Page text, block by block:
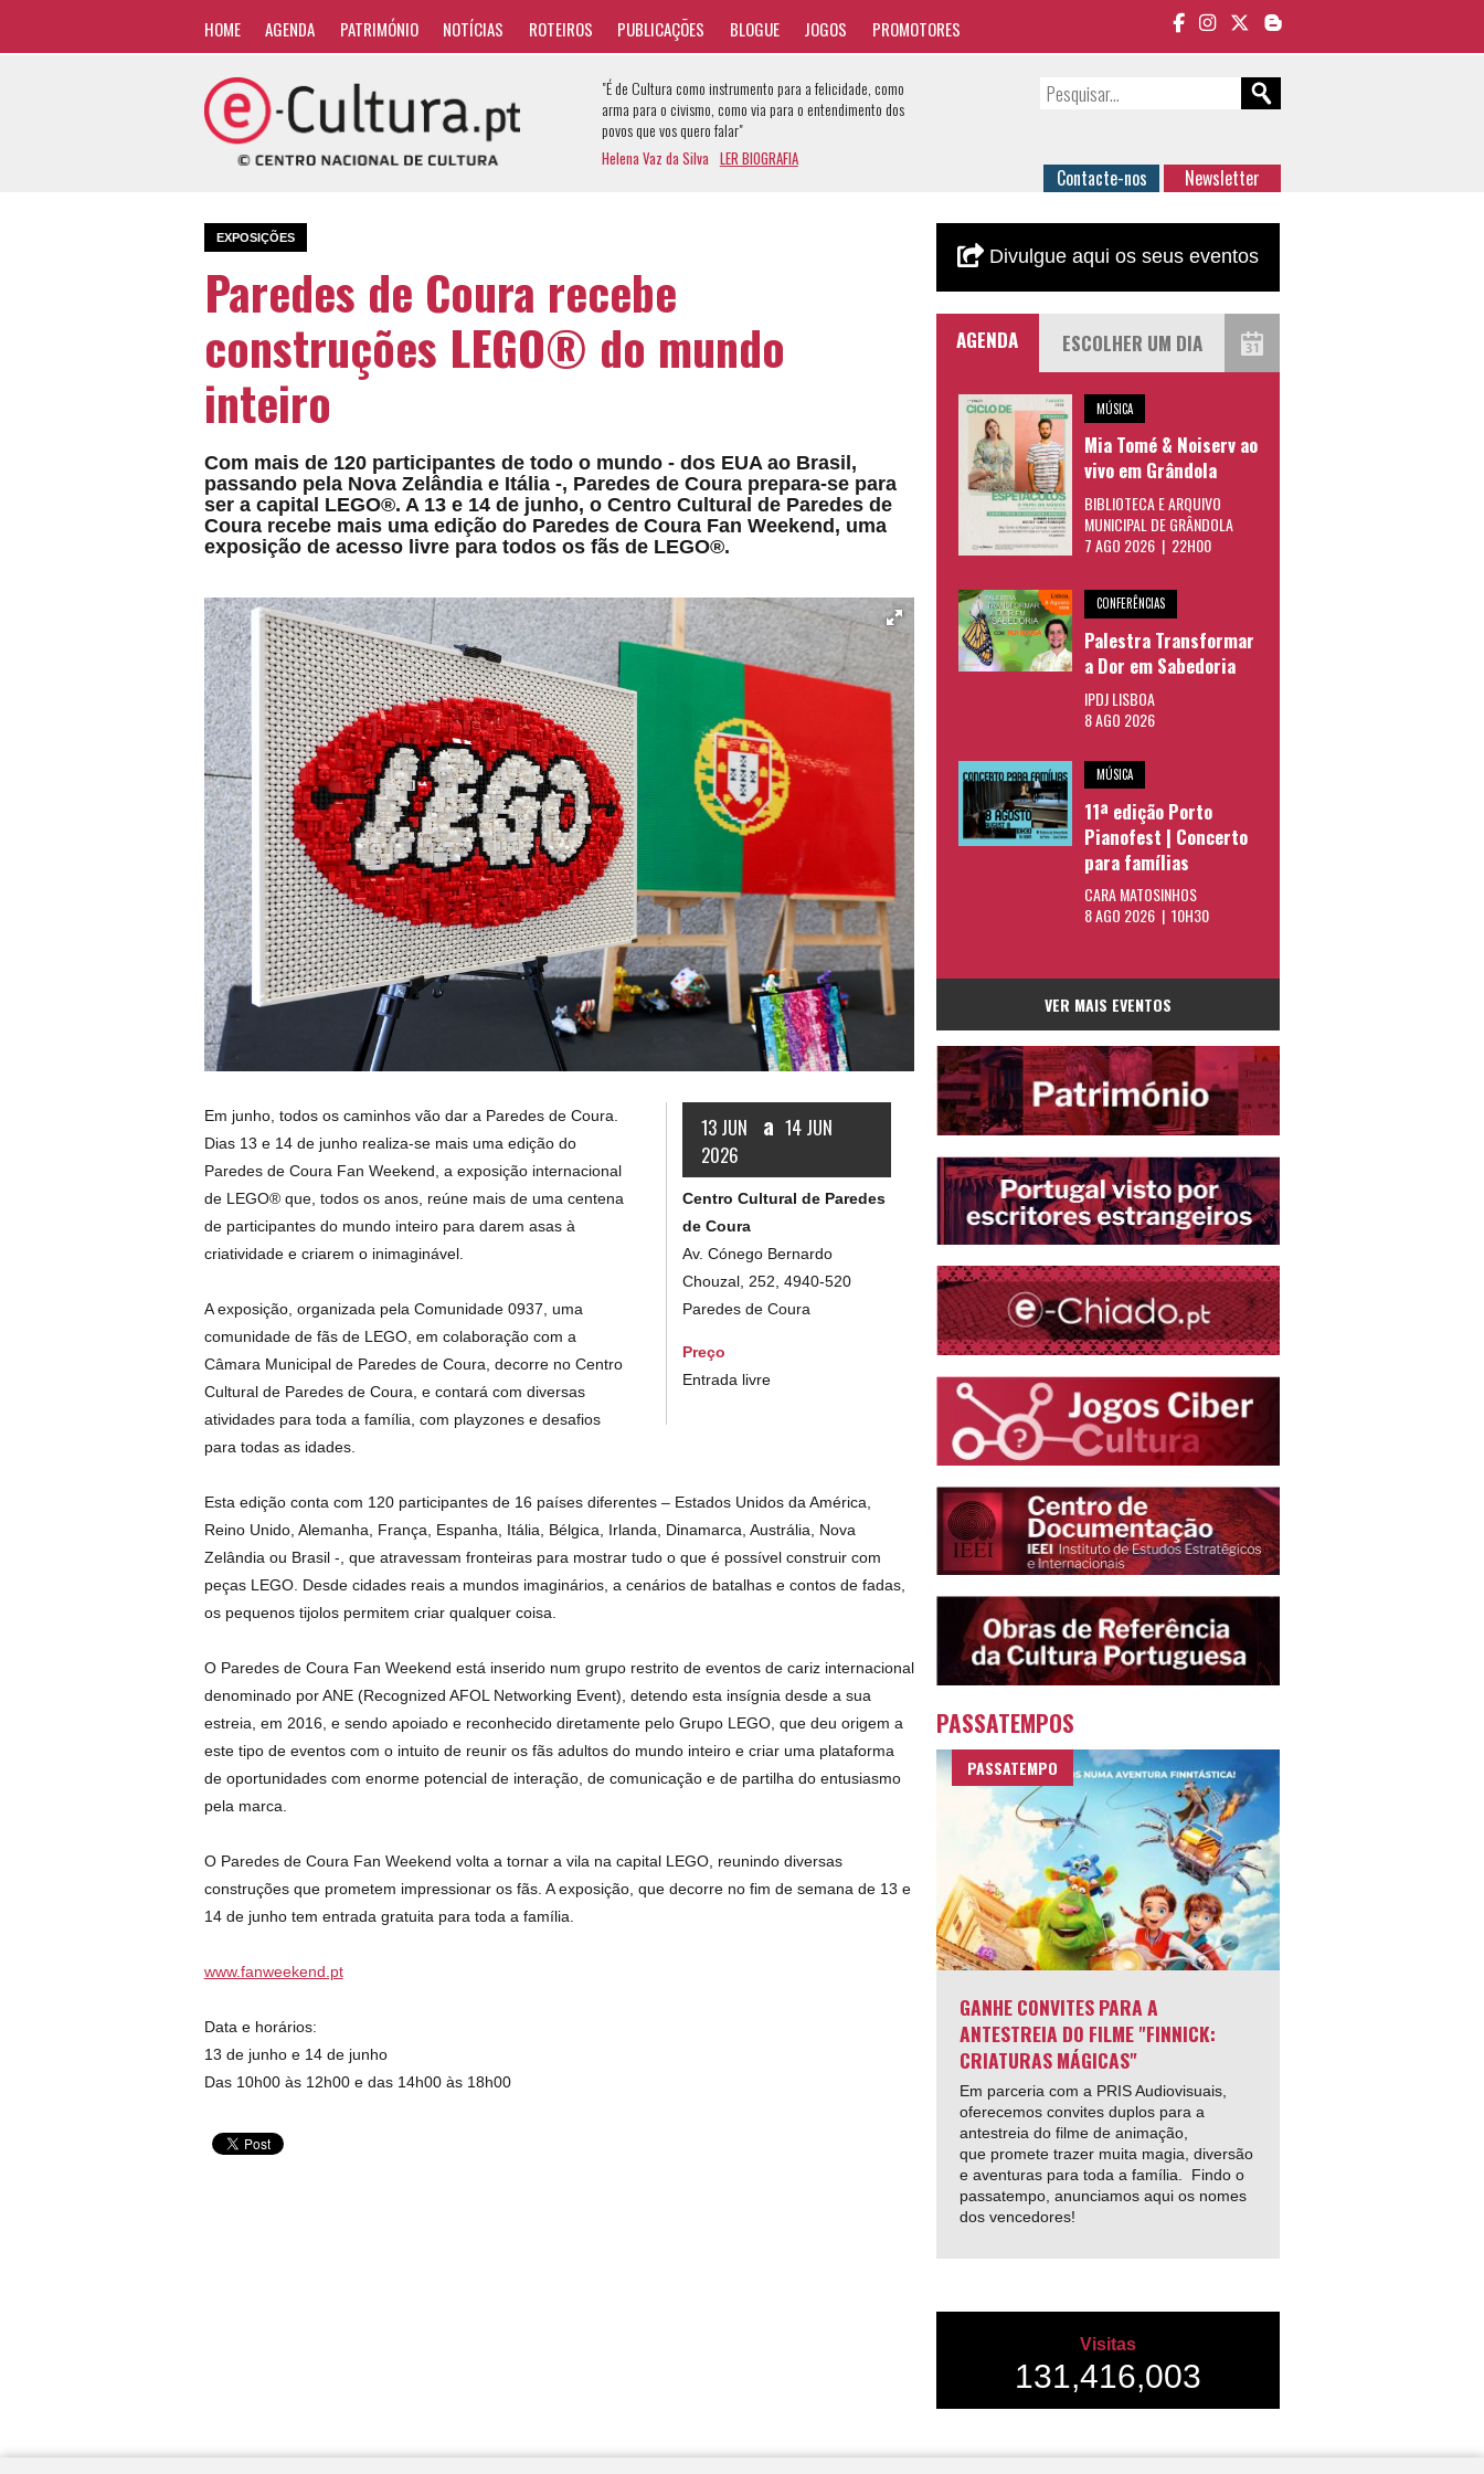
HOME AGENDA PATRIMÓNIO NOTÍCIAS ROTEIROS PUBLICAÇÕES BLOGUE JOGOS PROMOTORES
"É de Cultura como instrumento para a felicidade, como
arma para o civismo, como via para o entendimento dos
povos que vos quero falar"
Helena Vaz da Silva LER BIOGRAFIA
Contacte-nos Newsletter
EXPOSIÇÕES
Paredes de Coura recebe
construções LEGO® do mundo
inteiro
Com mais de 120 participantes de todo o mundo - dos EUA ao Brasil,
passando pela Nova Zelândia e Itália -, Paredes de Coura prepara-se para
ser a capital LEGO®. A 13 e 14 de junho, o Centro Cultural de Paredes de
Coura recebe mais uma edição do Paredes de Coura Fan Weekend, uma
exposição de acesso livre para todos os fãs de LEGO®.
13 JUN a 14 JUN
2026
Centro Cultural de Paredes
de Coura
Av. Cónego Bernardo
Chouzal, 252, 4940-520
Paredes de Coura
Preço
Entrada livre
Em junho, todos os caminhos vão dar a Paredes de Coura.
Dias 13 e 14 de junho realiza-se mais uma edição do
Paredes de Coura Fan Weekend, a exposição internacional
de LEGO® que, todos os anos, reúne mais de uma centena
de participantes do mundo inteiro para darem asas à
criatividade e criarem o inimaginável.
A exposição, organizada pela Comunidade 0937, uma
comunidade de fãs de LEGO, em colaboração com a
Câmara Municipal de Paredes de Coura, decorre no Centro
Cultural de Paredes de Coura, e contará com diversas
atividades para toda a família, com playzones e desafios
para todas as idades.
Esta edição conta com 120 participantes de 16 países diferentes – Estados Unidos da América,
Reino Unido, Alemanha, França, Espanha, Itália, Bélgica, Irlanda, Dinamarca, Austrália, Nova
Zelândia ou Brasil -, que atravessam fronteiras para mostrar tudo o que é possível construir com
peças LEGO. Desde cidades reais a mundos imaginários, a cenários de batalhas e contos de fadas,
os pequenos tijolos permitem criar qualquer coisa.
O Paredes de Coura Fan Weekend está inserido num grupo restrito de eventos de cariz internacional
denominado por ANE (Recognized AFOL Networking Event), detendo esta insígnia desde a sua
estreia, em 2016, e sendo apoiado e reconhecido diretamente pelo Grupo LEGO, que deu origem a
este tipo de eventos com o intuito de reunir os fãs adultos do mundo inteiro e criar uma plataforma
de oportunidades com enorme potencial de interação, de comunicação e de partilha do entusiasmo
pela marca.
O Paredes de Coura Fan Weekend volta a tornar a vila na capital LEGO, reunindo diversas
construções que prometem impressionar os fãs. A exposição, que decorre no fim de semana de 13 e
14 de junho tem entrada gratuita para toda a família.
www.fanweekend.pt
Data e horários:
13 de junho e 14 de junho
Das 10h00 às 12h00 e das 14h00 às 18h00
Divulgue aqui os seus eventos
AGENDA
MÚSICA
Mia Tomé & Noiserv ao
vivo em Grândola
BIBLIOTECA E ARQUIVO
MUNICIPAL DE GRÂNDOLA
7 AGO 2026 | 22H00
CONFERÊNCIAS
Palestra Transformar
a Dor em Sabedoria
IPDJ LISBOA
8 AGO 2026
MÚSICA
11ª edição Porto
Pianofest | Concerto
para famílias
CARA MATOSINHOS
8 AGO 2026 | 10H30
VER MAIS EVENTOS
PASSATEMPOS
PASSATEMPO
GANHE CONVITES PARA A
ANTESTREIA DO FILME "FINNICK:
CRIATURAS MÁGICAS"
Em parceria com a PRIS Audiovisuais,
oferecemos convites duplos para a
antestreia do filme de animação,
que promete trazer muita magia, diversão
e aventuras para toda a família. Findo o
passatempo, anunciamos aqui os nomes
dos vencedores!
Visitas
131,416,003